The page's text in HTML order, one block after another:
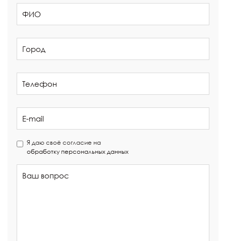
Я даю своё согласие на
обработку персональных данных